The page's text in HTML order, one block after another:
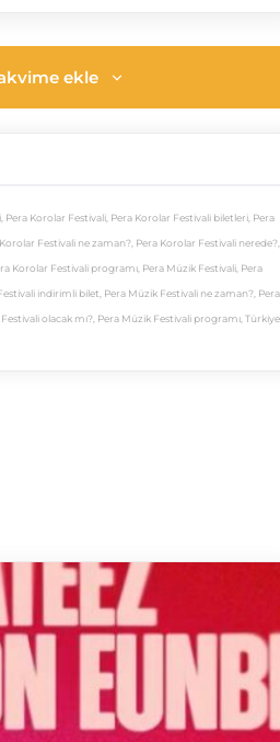
ekle
, Pera Korolar Festivali, Pera Korolar Festivali biletleri, Pera
Festivali ne zaman?, Pera Korolar Festivali nerede?,
Korolar Festivali programı, Pera Müzik Festivali, Pera
indirimli bilet, Pera Müzik Festivali ne zaman?, Pera
olacak mı?, Pera Müzik Festivali programı, Türkiye